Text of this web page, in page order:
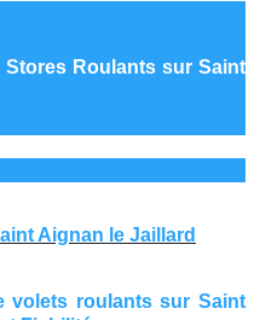
Stores Roulants sur Saint
Aignan le Jaillard
volets roulants sur Saint